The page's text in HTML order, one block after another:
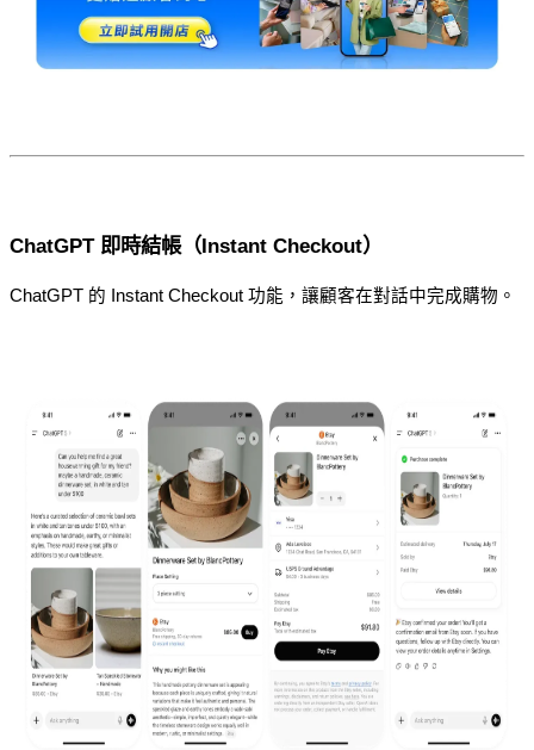
ChatGPT 即時結帳（Instant Checkout）
ChatGPT 的 Instant Checkout 功能，讓顧客在對話中完成購物。